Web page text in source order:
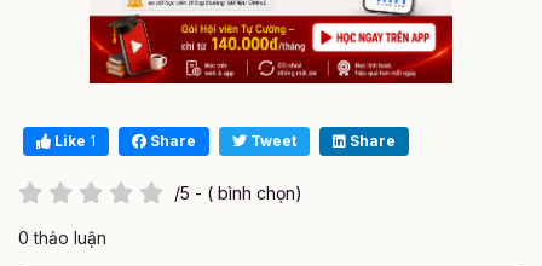
Like 1 Share Tweet Share
/5 - ( bình chọn)
0 thảo luận